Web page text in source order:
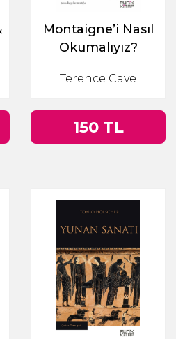
Montaigne’i Nasıl
Okumalıyız?
Terence Cave
150 TL